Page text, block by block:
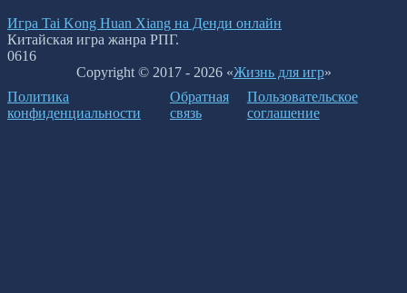
Игра Tai Kong Huan Xiang на Денди онлайн
Китайская игра жанра РПГ.
0616
Copyright © 2017 - 2026 «Жизнь для игр»
Политика
конфиденциальности
Обратная
связь
Пользовательское
соглашение